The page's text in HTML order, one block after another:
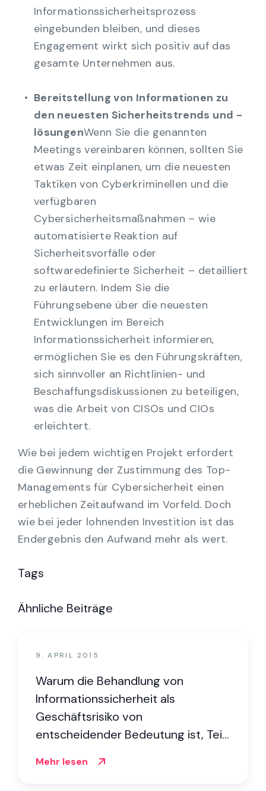
Informationssicherheitsprozess
eingebunden bleiben, und dieses
Engagement wirkt sich positiv auf das
gesamte Unternehmen aus.
Bereitstellung von Informationen zu
den neuesten Sicherheitstrends und -
lösungenWenn Sie die genannten
Meetings vereinbaren können, sollten Sie
etwas Zeit einplanen, um die neuesten
Taktiken von Cyberkriminellen und die
verfügbaren
Cybersicherheitsmaßnahmen – wie
automatisierte Reaktion auf
Sicherheitsvorfälle oder
softwaredefinierte Sicherheit – detailliert
zu erläutern. Indem Sie die
Führungsebene über die neuesten
Entwicklungen im Bereich
Informationssicherheit informieren,
ermöglichen Sie es den Führungskräften,
sich sinnvoller an Richtlinien- und
Beschaffungsdiskussionen zu beteiligen,
was die Arbeit von CISOs und CIOs
erleichtert.
Wie bei jedem wichtigen Projekt erfordert
die Gewinnung der Zustimmung des Top-
Managements für Cybersicherheit einen
erheblichen Zeitaufwand im Vorfeld. Doch
wie bei jeder lohnenden Investition ist das
Endergebnis den Aufwand mehr als wert.
Tags
Ähnliche Beiträge
9. APRIL 2015
Warum die Behandlung von
Informationssicherheit als
Geschäftsrisiko von
entscheidender Bedeutung ist, Teil
Mehr lesen